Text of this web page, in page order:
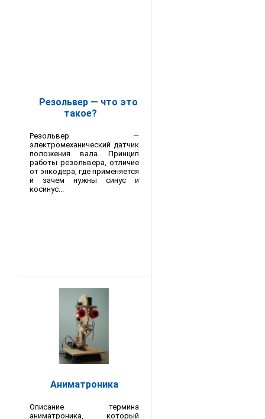
Резольвер — что это
такое?
Резольвер —
электромеханический датчик
положения вала. Принцип
работы резольвера, отличие
от энкодера, где применяется
и зачем нужны синус и
косинус...
Аниматроника
Описание термина
аниматроника, который